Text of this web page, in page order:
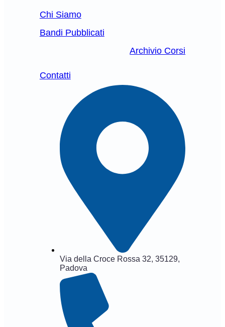
Chi Siamo
Bandi Pubblicati
Archivio Corsi
Contatti
Via della Croce Rossa 32, 35129,
Padova